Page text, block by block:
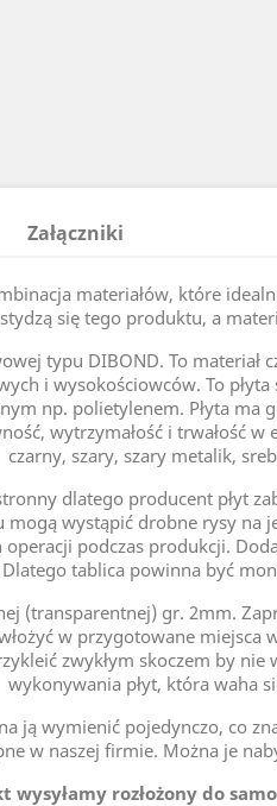
Załączniki
materiałów, które
się tego produktu, a
typu DIBOND. To
i wysokościowców. To
np. polietylenem. Płyta ma
wytrzymałość i trwałość
czarny, szary, szary metalik,
dlatego producent płyt
wystąpić drobne rysy na
operacji podczas produkcji.
Dlatego tablica powinna być
(transparentnej) gr. 2mm.
w przygotowane
zwykłym skoczem by
wykonywania płyt, która waha
ją wymienić pojedynczo, co
w naszej firmie. Można je
wysyłamy rozłożony do